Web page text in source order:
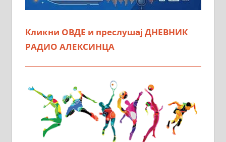
Кликни ОВДЕ и преслушај ДНЕВНИК
РАДИО АЛЕКСИНЦА